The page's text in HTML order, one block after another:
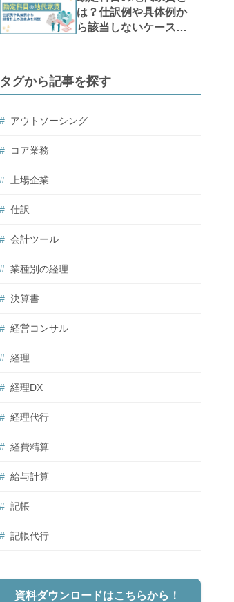
は？仕訳例や具体例か
ら該当しないケースと
タグから記事を探す
アウトソーシング
コア業務
上場企業
仕訳
会計ツール
業種別の経理
決算書
経営コンサル
経理
経理DX
経理代行
経費精算
給与計算
記帳
記帳代行
資料ダウンロードはこちらから！